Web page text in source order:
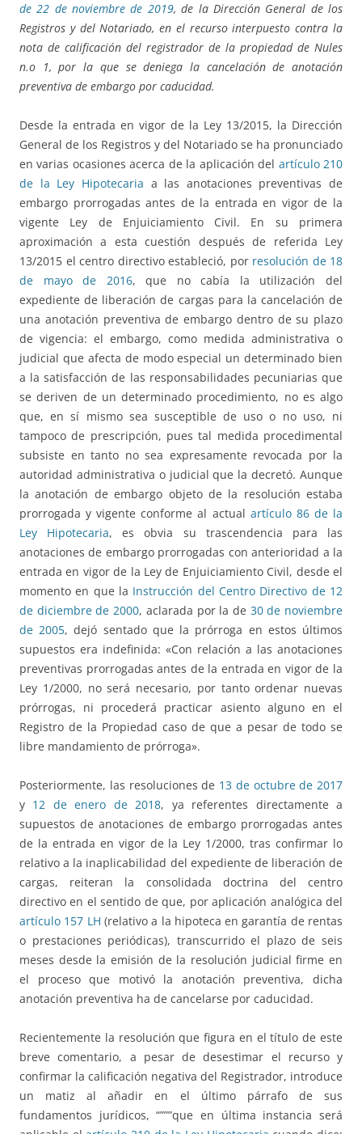
de 22 de noviembre de 2019, de la Dirección General de los
Registros y del Notariado, en el recurso interpuesto contra la
nota de calificación del registrador de la propiedad de Nules
n.o 1, por la que se deniega la cancelación de anotación
preventiva de embargo por caducidad.
Desde la entrada en vigor de la Ley 13/2015, la Dirección
General de los Registros y del Notariado se ha pronunciado
en varias ocasiones acerca de la aplicación del artículo 210
de la Ley Hipotecaria a las anotaciones preventivas de
embargo prorrogadas antes de la entrada en vigor de la
vigente Ley de Enjuiciamiento Civil. En su primera
aproximación a esta cuestión después de referida Ley
13/2015 el centro directivo estableció, por resolución de 18
de mayo de 2016, que no cabía la utilización del
expediente de liberación de cargas para la cancelación de
una anotación preventiva de embargo dentro de su plazo
de vigencia: el embargo, como medida administrativa o
judicial que afecta de modo especial un determinado bien
a la satisfacción de las responsabilidades pecuniarias que
se deriven de un determinado procedimiento, no es algo
que, en sí mismo sea susceptible de uso o no uso, ni
tampoco de prescripción, pues tal medida procedimental
subsiste en tanto no sea expresamente revocada por la
autoridad administrativa o judicial que la decretó. Aunque
la anotación de embargo objeto de la resolución estaba
prorrogada y vigente conforme al actual artículo 86 de la
Ley Hipotecaria, es obvia su trascendencia para las
anotaciones de embargo prorrogadas con anterioridad a la
entrada en vigor de la Ley de Enjuiciamiento Civil, desde el
momento en que la Instrucción del Centro Directivo de 12
de diciembre de 2000, aclarada por la de 30 de noviembre
de 2005, dejó sentado que la prórroga en estos últimos
supuestos era indefinida: «Con relación a las anotaciones
preventivas prorrogadas antes de la entrada en vigor de la
Ley 1/2000, no será necesario, por tanto ordenar nuevas
prórrogas, ni procederá practicar asiento alguno en el
Registro de la Propiedad caso de que a pesar de todo se
libre mandamiento de prórroga».
Posteriormente, las resoluciones de 13 de octubre de 2017
y 12 de enero de 2018, ya referentes directamente a
supuestos de anotaciones de embargo prorrogadas antes
de la entrada en vigor de la Ley 1/2000, tras confirmar lo
relativo a la inaplicabilidad del expediente de liberación de
cargas, reiteran la consolidada doctrina del centro
directivo en el sentido de que, por aplicación analógica del
artículo 157 LH (relativo a la hipoteca en garantía de rentas
o prestaciones periódicas), transcurrido el plazo de seis
meses desde la emisión de la resolución judicial firme en
el proceso que motivó la anotación preventiva, dicha
anotación preventiva ha de cancelarse por caducidad.
Recientemente la resolución que figura en el título de este
breve comentario, a pesar de desestimar el recurso y
confirmar la calificación negativa del Registrador, introduce
un matiz al añadir en el último párrafo de sus
fundamentos jurídicos, “”””que en última instancia será